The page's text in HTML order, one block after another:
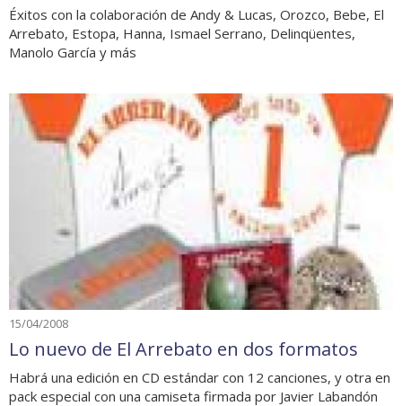
Éxitos con la colaboración de Andy & Lucas, Orozco, Bebe, El
Arrebato, Estopa, Hanna, Ismael Serrano, Delinqüentes,
Manolo García y más
15/04/2008
Lo nuevo de El Arrebato en dos formatos
Habrá una edición en CD estándar con 12 canciones, y otra en
pack especial con una camiseta firmada por Javier Labandón